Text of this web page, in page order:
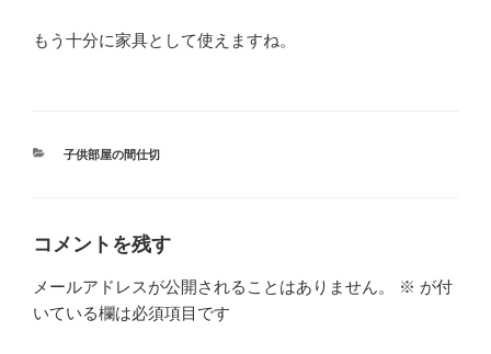
もう十分に家具として使えますね。
カ
子供部屋の間仕切
コメントを残す
メールアドレスが公開されることはありません。 ※ が付
いている欄は必須項目です